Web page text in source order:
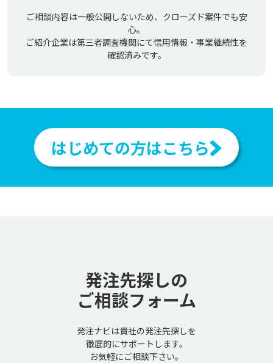
ご相談内容は一般公開しないため、クローズド案件でも安
心。
ご紹介企業は第三者調査機関にて信用情報・事業継続性を
確認済みです。
はじめての方はこちら
発注先探しの
ご相談フォーム
発注ナビは貴社の発注先探しを
徹底的にサポートします。
お気軽にご相談下さい。